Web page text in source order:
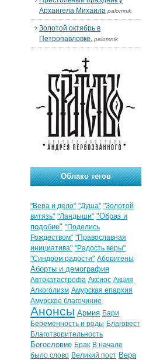
Архангела Михаила palomnik
Золотой октябрь в
Петропавловке. palomnik
Облако тегов
"Вера и дело" "Душа" "Золотой
витязь" "Ландыши" "Образ и
подобие" "Поделись
Рождеством" "Православная
инициатива" "Радость веры"
"Синдром радости" Аборигены
Аборты и демография
Автокатастрофа Аксиос Акция
Алкоголизм Амурская епархия
Амурское благочиние
Анонсы Армия Бари
Беременность и роды Благовест
Благотворительность
Богословие Брак В начале
было слово Великий пост Вера